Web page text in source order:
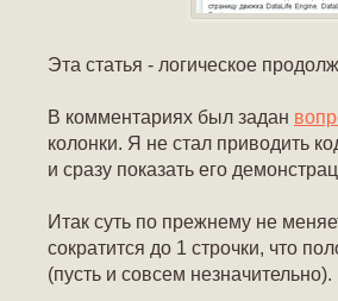
Эта статья - логическое
В комментариях был задан
колонки. Я не стал приводить
и сразу показать его
Итак суть по прежнему не
сократится до 1 строчки, что
(пусть и совсем незначительно).